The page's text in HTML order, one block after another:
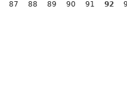
87 88 89 90 91 92